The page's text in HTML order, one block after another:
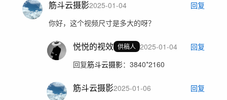
筋斗云摄影2025-01-04
回复
你好，这个视频尺寸是多大的呀？
悦悦的视效 供稿人 2025-01-04
回复
回复筋斗云摄影： 3840*2160
筋斗云摄影2025-01-06
回复